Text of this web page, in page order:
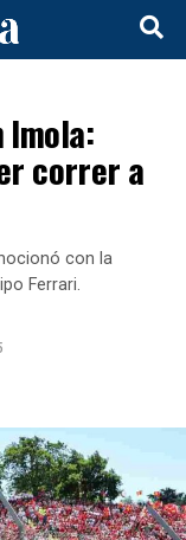
Imola:
correr a
con la
Ferrari.